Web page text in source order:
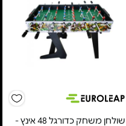
שולחן משחק כדורגל 48 אינץ -